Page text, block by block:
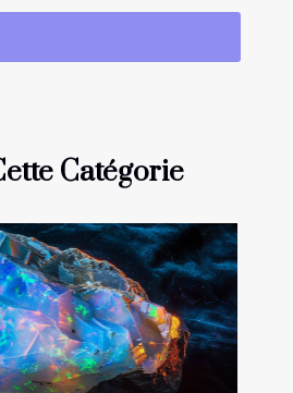
Catégorie